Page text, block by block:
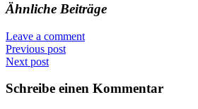
Ähnliche Beiträge
Leave a comment
Previous post
Next post
Schreibe einen Kommentar